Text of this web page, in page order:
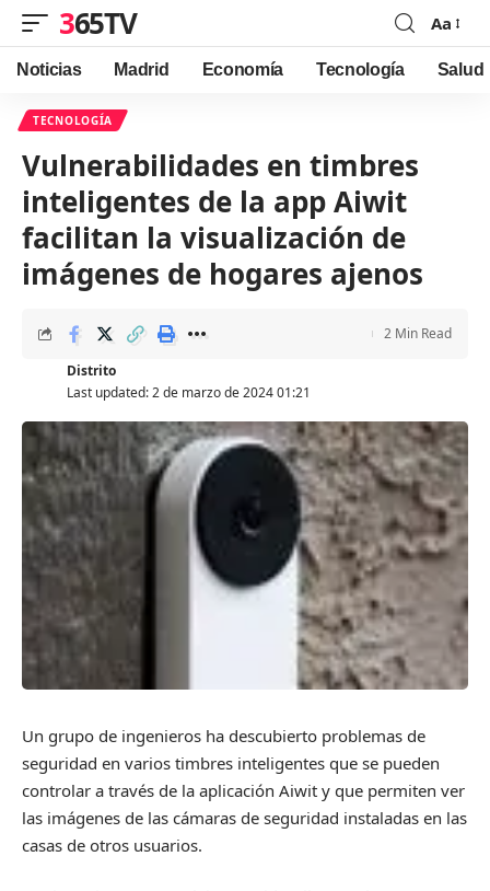
365TV
Font
Resizer
Aa
Noticias Madrid Economía Tecnología Salud
TECNOLOGÍA
Vulnerabilidades en timbres
inteligentes de la app Aiwit
facilitan la visualización de
imágenes de hogares ajenos
Last updated: 2 de marzo de 2024 01:21
Distrito
2 Min Read
Un grupo de ingenieros ha descubierto problemas de
seguridad en varios timbres inteligentes que se pueden
controlar a través de la aplicación Aiwit y que permiten ver
las imágenes de las cámaras de seguridad instaladas en las
casas de otros usuarios.